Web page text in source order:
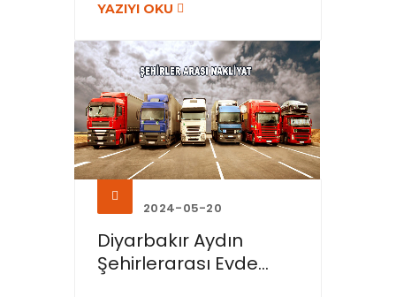
YAZIYI OKU
2024-05-20
Diyarbakır Aydın
Şehirlerarası Evde...